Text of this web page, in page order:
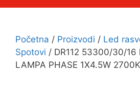
Grejna i rashladna tela
Interfoni i kontrola pristupa
Početna / Proizvodi / Led
Spotovi / DR112 53300/30/16
LAMPA PHASE 1X4.5W 2700K